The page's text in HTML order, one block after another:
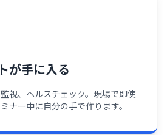
が手に入る
視、ヘルスチェック。現場で即使
ナー中に自分の手で作ります。